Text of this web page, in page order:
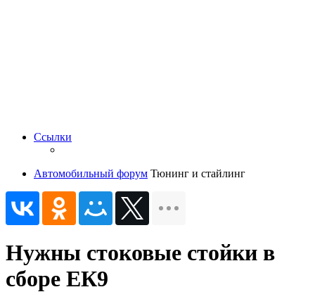
Ссылки
Автомобильный форум Тюнинг и стайлинг
Нужны стоковые стойки в
сборе ЕК9